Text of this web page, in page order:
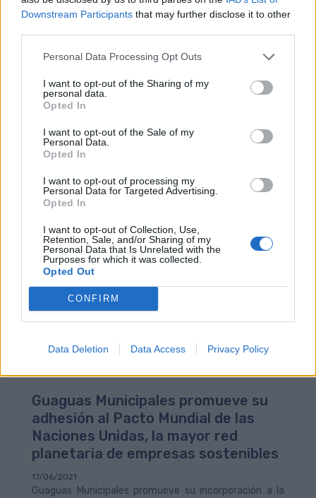
Downstream Participants that may further disclose it to other
Personal Data Processing Opt Outs
I want to opt-out of the Sharing of my
personal data.
Opted In
I want to opt-out of the Sale of my
Personal Data.
Opted In
I want to opt-out of processing my
Personal Data for Targeted Advertising.
Opted In
I want to opt-out of Collection, Use,
Retention, Sale, and/or Sharing of my
Personal Data that Is Unrelated with the
Purposes for which it was collected.
Opted Out
CONFIRM
Data Deletion Data Access Privacy Policy
Guaguas Municipales adapta sus
horarios en verano por el final del
25/06/2021
Guaguas Municipales ajusta a partir de este lunes 28
líneas regulares (1, 2, 11, 17, 21, 24, 25, 26, 33 y 48) al
objeto de adaptar la oferta del servicio a la demanda
de viajeros por la llegada de las vacaciones y la
finalización del periodo lectivo en los centros de
enseñanzas del municipio.Con el inicio de la nueva
temporada, la empresa municipal de transportes
actualiza las frecuencias y horarios de algunas de sus
responde al descenso de la demanda de viajeros del
Guaguas Municipales promueve su
adhesión al Pacto Mundial de las
Naciones Unidas, la mayor red
planetaria de empresas sostenibles
17/06/2021
Guaguas Municipales promueve su incorporación a la